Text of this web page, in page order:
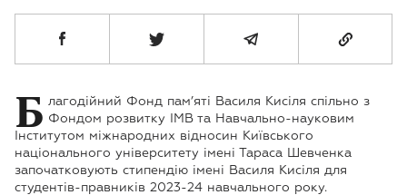
Б лагодійний Фонд пам’яті Василя Кисіля спільно з
Фондом розвитку ІМВ та Навчально-науковим
Інститутом міжнародних відносин Київського
національного університету імені Тараса Шевченка
започатковують стипендію імені Василя Кисіля для
студентів-правників 2023-24 навчального року.